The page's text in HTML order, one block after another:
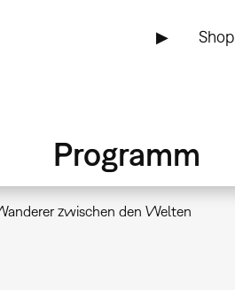
▶ Shop
Programm
zwischen den Welten